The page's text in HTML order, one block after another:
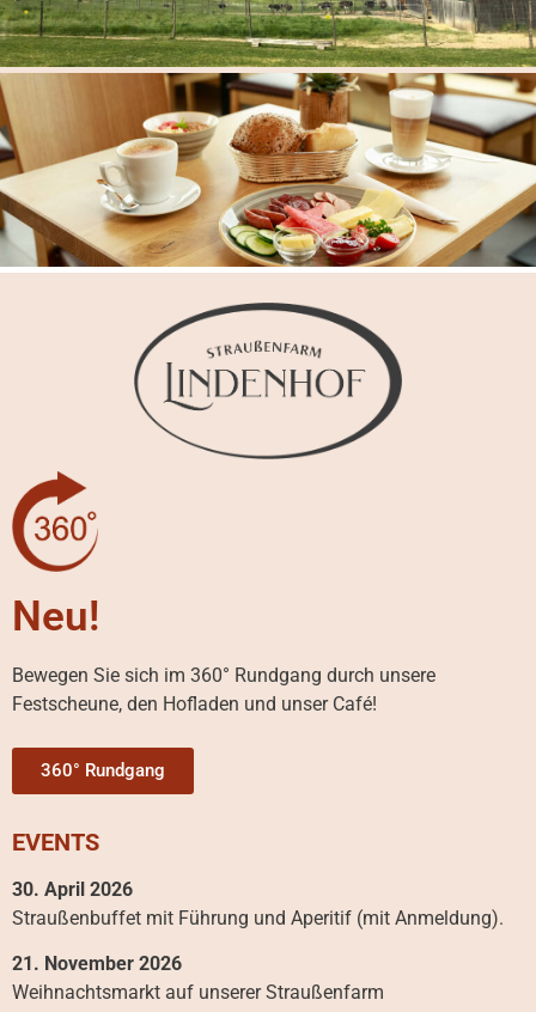
EVENTS
30. April 2026
Straußenbuffet mit Führung und Aperitif (mit Anmeldung).
21. November 2026
Weihnachtsmarkt auf unserer Straußenfarm
Neu!
Bewegen Sie sich im 360° Rundgang durch unsere
Festscheune, den Hofladen und unser Café!
360° Rundgang